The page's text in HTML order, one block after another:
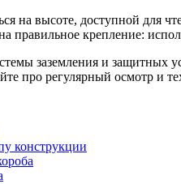
на высоте, доступной для
правильное крепление:
заземления и защитных
про регулярный осмотр и
конструкции